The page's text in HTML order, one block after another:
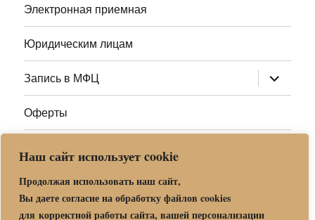
Наш сайт использует cookie
Продолжая использовать наш сайт,
Вы даете согласие на обработку файлов cookies
для корректной работы сайта, вашей персонализации
Электронная приемная
Юридическим лицам
Запись в МФЦ раскрыть
дочернее
меню
Оферты
Адреса МФЦ МО